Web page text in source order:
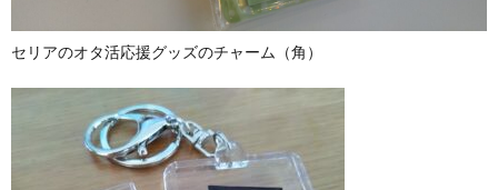
セリアのオタ活応援グッズのチャーム（角）